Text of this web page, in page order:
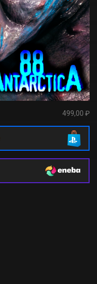
499,00 ₽